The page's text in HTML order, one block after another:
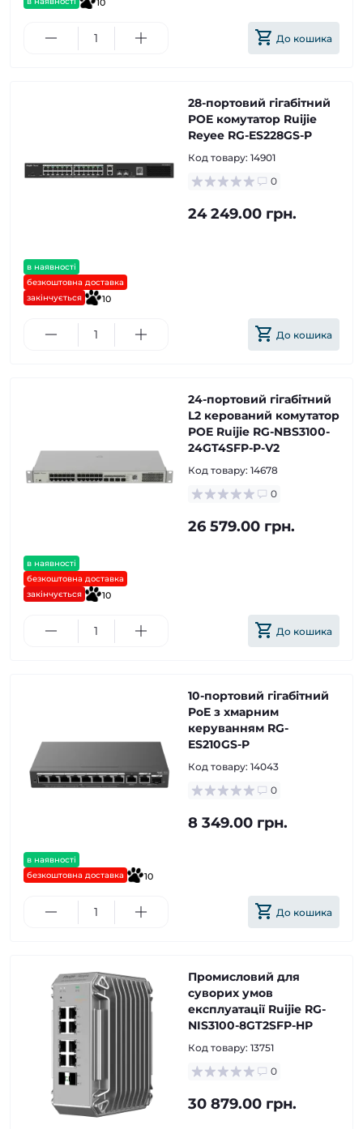
10
До кошика
в наявності
безкоштовна доставка
закінчується
10
28-портовий гігабітний
POE комутатор Ruijie
Reyee RG-ES228GS-P
Код товару: 14901
0
24 249.00 грн.
До кошика
в наявності
безкоштовна доставка
закінчується
10
24-портовий гігабітний
L2 керований комутатор
POE Ruijie RG-NBS3100-
24GT4SFP-P-V2
Код товару: 14678
0
26 579.00 грн.
До кошика
в наявності
безкоштовна доставка
10
10-портовий гігабітний
PoE з хмарним
керуванням RG-
ES210GS-P
Код товару: 14043
0
8 349.00 грн.
До кошика
Промисловий для
суворих умов
експлуатації Ruijie RG-
NIS3100-8GT2SFP-HP
Код товару: 13751
0
30 879.00 грн.